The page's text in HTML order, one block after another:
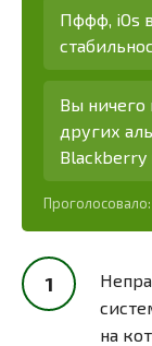
Пффф, iOs
Вы ничего
других
Blackberry
Проголосовало:
на